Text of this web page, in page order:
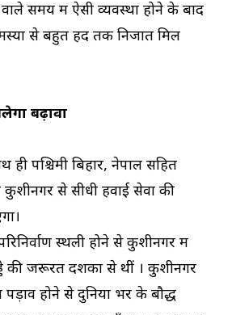
समय में ऐसी व्यवस्था होने के बाद
से बहुत हद तक निजात मिल
बढ़ावा
ही पश्चिमी बिहार, नेपाल सहित
से सीधी हवाई सेवा की
स्थली होने से कुशीनगर में
की जरूरत दशकों से थीं । कुशीनगर
पड़ाव होने से दुनिया भर के बौद्ध